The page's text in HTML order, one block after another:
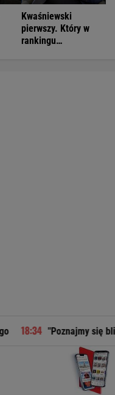
Kwaśniewski
pierwszy. Który w
rankingu
"Poznajmy się bliżej". Marta